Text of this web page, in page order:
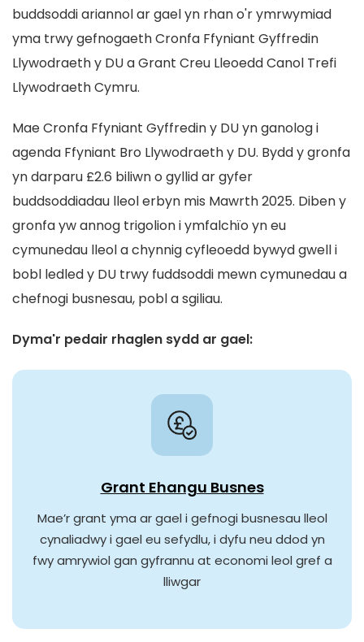
buddsoddi ariannol ar gael yn rhan o'r ymrwymiad
yma trwy gefnogaeth Cronfa Ffyniant Gyffredin
Llywodraeth y DU a Grant Creu Lleoedd Canol Trefi
Llywodraeth Cymru.
Mae Cronfa Ffyniant Gyffredin y DU yn ganolog i
agenda Ffyniant Bro Llywodraeth y DU. Bydd y gronfa
yn darparu £2.6 biliwn o gyllid ar gyfer
buddsoddiadau lleol erbyn mis Mawrth 2025. Diben y
gronfa yw annog trigolion i ymfalchïo yn eu
cymunedau lleol a chynnig cyfleoedd bywyd gwell i
bobl ledled y DU trwy fuddsoddi mewn cymunedau a
chefnogi busnesau, pobl a sgiliau.
Dyma'r pedair rhaglen sydd ar gael:
Grant Ehangu Busnes
Mae’r grant yma ar gael i gefnogi busnesau lleol
cynaliadwy i gael eu sefydlu, i dyfu neu ddod yn
fwy amrywiol gan gyfrannu at economi leol gref a
lliwgar